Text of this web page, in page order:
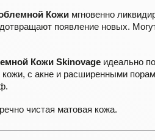
Кожи мгновенно
появление новых.
Кожи Skinovage идеально
с акне и расширенными
чистая матовая кожа.